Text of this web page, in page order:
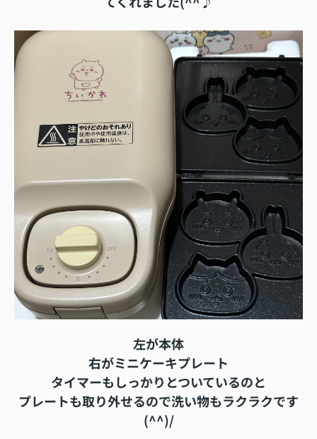
左が本体
右がミニケーキプレート
タイマーもしっかりとついているのと
プレートも取り外せるので洗い物もラクラクです
(^^)/